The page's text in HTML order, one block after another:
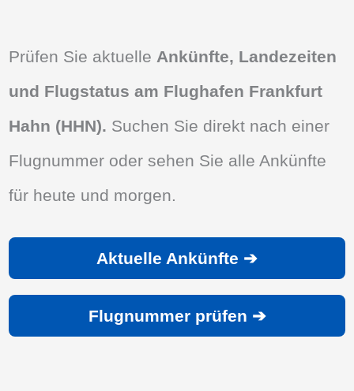
Prüfen Sie aktuelle Ankünfte, Landezeiten
und Flugstatus am Flughafen Frankfurt
Hahn (HHN). Suchen Sie direkt nach einer
Flugnummer oder sehen Sie alle Ankünfte
für heute und morgen.
Aktuelle Ankünfte ➔
Flugnummer prüfen ➔